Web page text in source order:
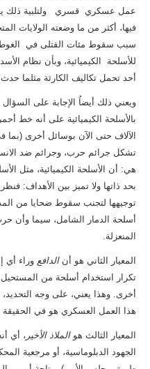
عمل عسكري قسري ولتلبية ذلك
فيها، أكثر من ما وضعته الولايات
سبب سقوط مئات القتلى في الغوطة
للأسلحة الكيميائية، وبأن نظام
أحد تحمل تكاليف الكارثة مثلما حدث
ويعني ذلك أيضاُ الإجابة على
بالأسلحة الكيميائية على أنه خط
الآلاف حتى الآن بوسائل أخرى (بما
تشكل جرائم حرب، وجرائم ضد
هي: أن الأسلحة الكيميائية، مثل
بحد ذاتها ولا تميز بين الأهداف:
توجيهها لتجنب سقوط ضحايا من
أسلحة الدمار الشامل، سيما وأن
المنعزلة.
المعيار الثاني هو أنالدافع وراء أي
تكرار استخدام أسلحة من
أخرى. وهذا يعني، على وجه
هذا العمل العسكري هو في الحقيقة
المعيار الثالث هوالملاذ الأخير ، أي
الجهود الدبلوماسية، أو مرجعية